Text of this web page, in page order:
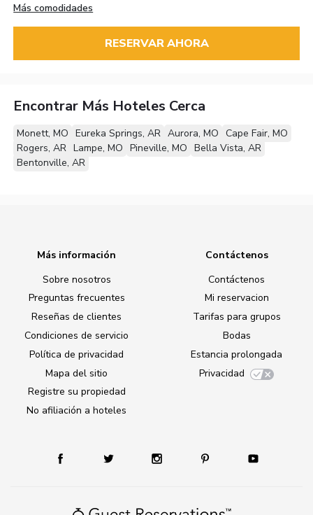
Más comodidades
RESERVAR AHORA
Encontrar Más Hoteles Cerca
Monett, MO Eureka Springs, AR Aurora, MO Cape Fair, MO
Rogers, AR Lampe, MO Pineville, MO Bella Vista, AR
Bentonville, AR
Más información
Sobre nosotros
Preguntas frecuentes
Reseñas de clientes
Condiciones de servicio
Política de privacidad
Mapa del sitio
Registre su propiedad
No afiliación a hoteles
Contáctenos
Contáctenos
Mi reservacion
Tarifas para grupos
Bodas
Estancia prolongada
Privacidad